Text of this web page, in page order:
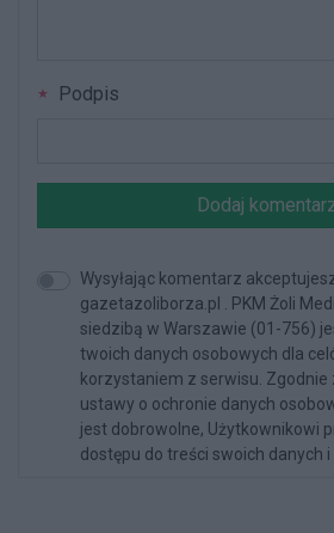
Podpis
Dodaj
Wysyłając komentarz
gazetazoliborza.pl . PKM Żoli
siedzibą w Warszawie (01-756)
twoich danych osobowych dla
korzystaniem z serwisu. Zgodnie
ustawy o ochronie danych
jest dobrowolne, Użytkownikowi
dostępu do treści swoich danych i